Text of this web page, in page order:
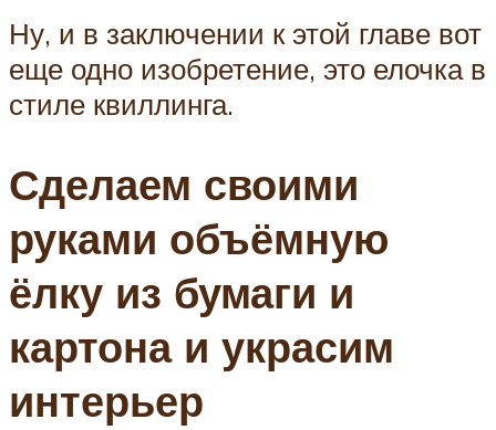
Ну, и в заключении к этой главе вот
еще одно изобретение, это елочка в
стиле квиллинга.
Сделаем своими
руками объёмную
ёлку из бумаги и
картона и украсим
интерьер